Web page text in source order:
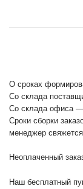
О сроках
Со склада
Со склада офиса —
Сроки сборки
менеджер
Неоплаченный
Наш бесплатный